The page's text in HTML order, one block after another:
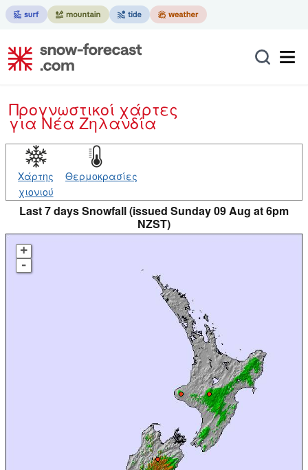
Προγνωστικοί χάρτες
για Νέα Ζηλανδία
Χάρτης
χιονιού
Θερμοκρασίες
Last 7 days Snowfall (issued Sunday 09 Aug at 6pm
NZST)
+
-